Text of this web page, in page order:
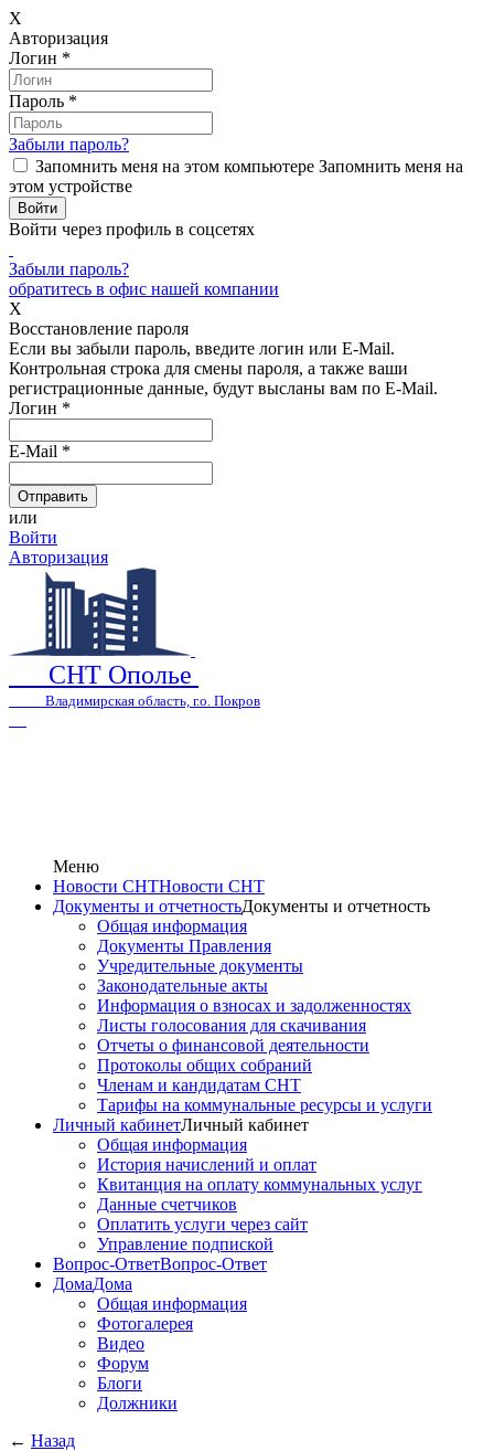
X
Авторизация
Логин *
Пароль *
Забыли пароль?
Запомнить меня на этом компьютере Запомнить меня на
этом устройстве
Войти через профиль в соцсетях
Забыли пароль?
обратитесь в офис нашей компании
X
Восстановление пароля
Если вы забыли пароль, введите логин или E-Mail.
Контрольная строка для смены пароля, а также ваши
регистрационные данные, будут высланы вам по E-Mail.
Логин *
E-Mail *
или
Войти
Авторизация
СНТ Ополье
Владимирская область, г.о. Покров
Меню
Новости СНТНовости СНТ
Документы и отчетностьДокументы и отчетность
Общая информация
Документы Правления
Учредительные документы
Законодательные акты
Информация о взносах и задолженностях
Листы голосования для скачивания
Отчеты о финансовой деятельности
Протоколы общих собраний
Членам и кандидатам СНТ
Тарифы на коммунальные ресурсы и услуги
Личный кабинетЛичный кабинет
Общая информация
История начислений и оплат
Квитанция на оплату коммунальных услуг
Данные счетчиков
Оплатить услуги через сайт
Управление подпиской
Вопрос-ОтветВопрос-Ответ
ДомаДома
Общая информация
Фотогалерея
Видео
Форум
Блоги
Должники
← Назад